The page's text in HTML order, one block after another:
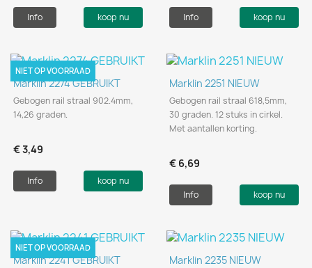
Info koop nu Info koop nu
Marklin 2274 GEBRUIKT
Gebogen rail straal 902.4mm,
14,26 graden.
€ 3,49
Info koop nu
NIET OP VOORRAAD
Marklin 2251 NIEUW
Gebogen rail straal 618,5mm,
30 graden. 12 stuks in cirkel.
Met aantallen korting.
€ 6,69
Info koop nu
Marklin 2241 GEBRUIKT
NIET OP VOORRAAD
Marklin 2235 NIEUW